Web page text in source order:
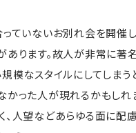
っていないお別れ会を開催
あります。故人が非常に著
規模なスタイルにしてしま
かった人が現れるかもしれ
、人望などあらゆる面に配